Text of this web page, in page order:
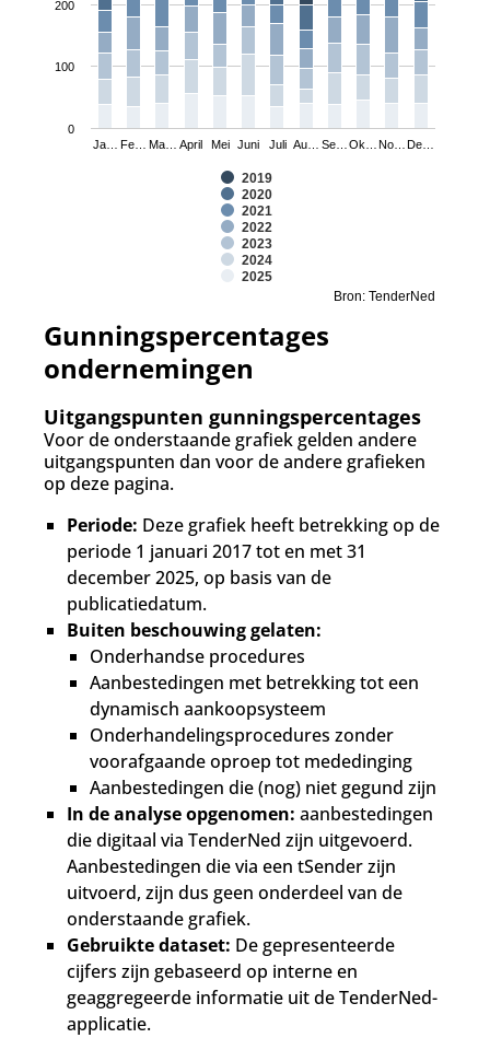
2019
2020
2021
2022
2023
2024
2025
Ja… Fe… Ma… April Mei Juni Juli Au… Se… Ok… No… De…
0
100
200
Bron: TenderNed
Gunningspercentages
ondernemingen
Uitgangspunten gunningspercentages
Voor de onderstaande grafiek gelden andere
uitgangspunten dan voor de andere grafieken
op deze pagina.
Periode: Deze grafiek heeft betrekking op de
periode 1 januari 2017 tot en met 31
december 2025, op basis van de
publicatiedatum.
Buiten beschouwing gelaten:
Onderhandse procedures
Aanbestedingen met betrekking tot een
dynamisch aankoopsysteem
Onderhandelingsprocedures zonder
voorafgaande oproep tot mededinging
Aanbestedingen die (nog) niet gegund zijn
In de analyse opgenomen: aanbestedingen
die digitaal via TenderNed zijn uitgevoerd.
Aanbestedingen die via een tSender zijn
uitvoerd, zijn dus geen onderdeel van de
onderstaande grafiek.
Gebruikte dataset: De gepresenteerde
cijfers zijn gebaseerd op interne en
geaggregeerde informatie uit de TenderNed-
applicatie.